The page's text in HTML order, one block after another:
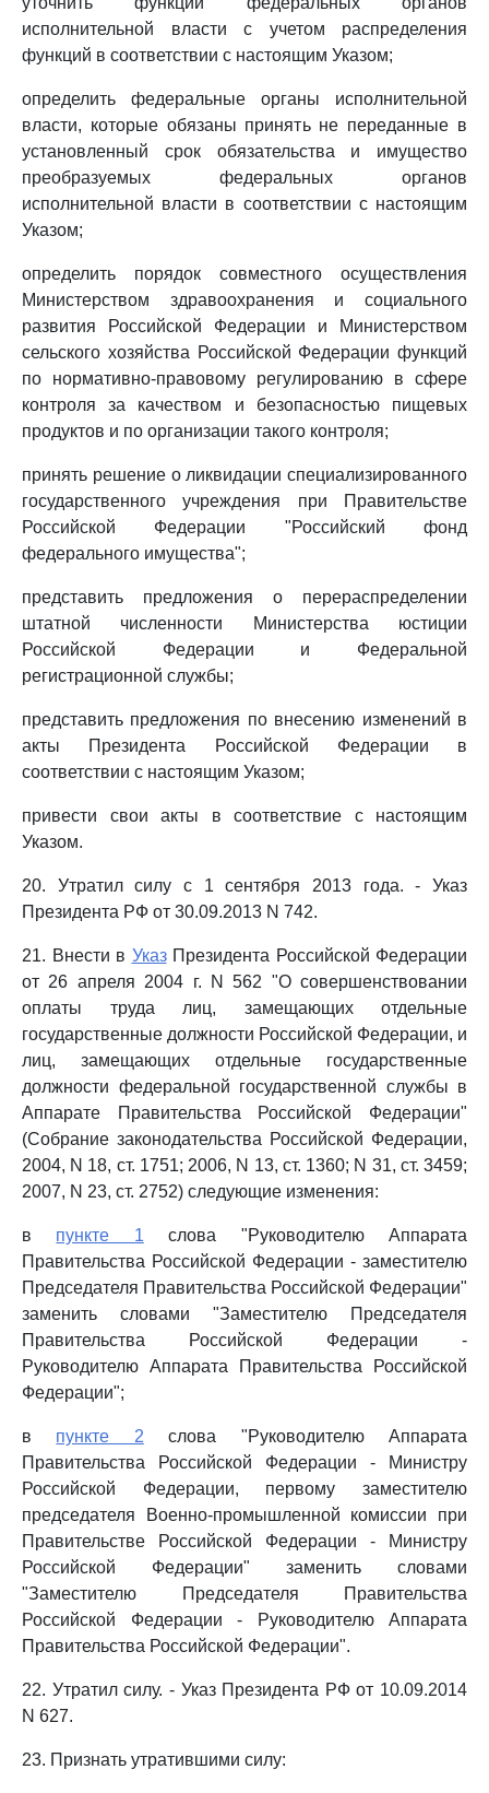
исполнительной власти с учетом распределения
функций в соответствии с настоящим Указом;
определить федеральные органы исполнительной
власти, которые обязаны принять не переданные в
установленный срок обязательства и имущество
преобразуемых федеральных органов
исполнительной власти в соответствии с настоящим
Указом;
определить порядок совместного осуществления
Министерством здравоохранения и социального
развития Российской Федерации и Министерством
сельского хозяйства Российской Федерации функций
по нормативно-правовому регулированию в сфере
контроля за качеством и безопасностью пищевых
продуктов и по организации такого контроля;
принять решение о ликвидации специализированного
государственного учреждения при Правительстве
Российской Федерации "Российский фонд
федерального имущества";
представить предложения о перераспределении
штатной численности Министерства юстиции
Российской Федерации и Федеральной
регистрационной службы;
представить предложения по внесению изменений в
акты Президента Российской Федерации в
соответствии с настоящим Указом;
привести свои акты в соответствие с настоящим
Указом.
20. Утратил силу с 1 сентября 2013 года. - Указ
Президента РФ от 30.09.2013 N 742.
21. Внести в УказПрезидента Российской Федерации
от 26 апреля 2004 г. N 562 "О совершенствовании
оплаты труда лиц, замещающих отдельные
государственные должности Российской Федерации, и
лиц, замещающих отдельные государственные
должности федеральной государственной службы в
Аппарате Правительства Российской Федерации"
(Собрание законодательства Российской Федерации,
2004, N 18, ст. 1751; 2006, N 13, ст. 1360; N 31, ст. 3459;
2007, N 23, ст. 2752) следующие изменения:
в пункте 1 слова "Руководителю Аппарата
Правительства Российской Федерации - заместителю
Председателя Правительства Российской Федерации"
заменить словами "Заместителю Председателя
Правительства Российской Федерации -
Руководителю Аппарата Правительства Российской
Федерации";
в пункте 2 слова "Руководителю Аппарата
Правительства Российской Федерации - Министру
Российской Федерации, первому заместителю
председателя Военно-промышленной комиссии при
Правительстве Российской Федерации - Министру
Российской Федерации" заменить словами
"Заместителю Председателя Правительства
Российской Федерации - Руководителю Аппарата
Правительства Российской Федерации".
22. Утратил силу. - Указ Президента РФ от 10.09.2014
N 627.
23. Признать утратившими силу: